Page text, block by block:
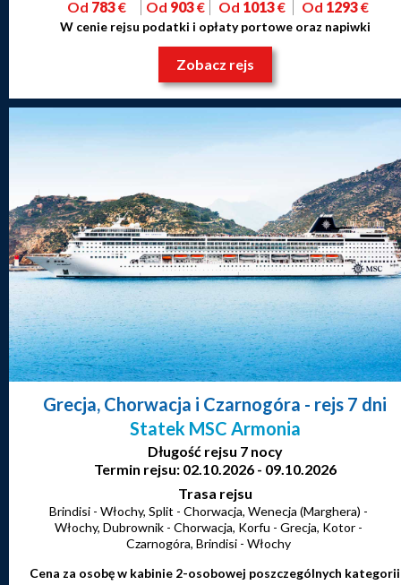
Od 783€ Od 903€ Od 1013€ Od 1293€
W cenie rejsu podatki i opłaty portowe oraz napiwki
Zobacz rejs
Grecja, Chorwacja i Czarnogóra - rejs 7 dni
Statek MSC Armonia
Długość rejsu 7 nocy
Termin rejsu: 02.10.2026 - 09.10.2026
Trasa rejsu
Brindisi - Włochy, Split - Chorwacja, Wenecja (Marghera) -
Włochy, Dubrownik - Chorwacja, Korfu - Grecja, Kotor -
Czarnogóra, Brindisi - Włochy
Cena za osobę w kabinie 2-osobowej poszczególnych kategorii